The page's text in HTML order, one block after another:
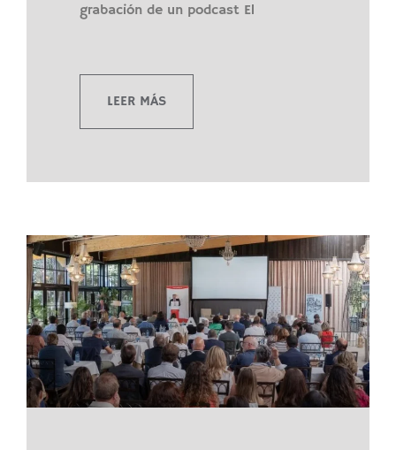
grabación de un podcast El
LEER MÁS